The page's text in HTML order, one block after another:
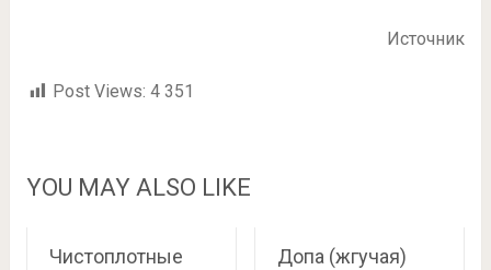
Источник
Post Views: 4 351
YOU MAY ALSO LIKE
Чистоплотные
Допа (жгучая)